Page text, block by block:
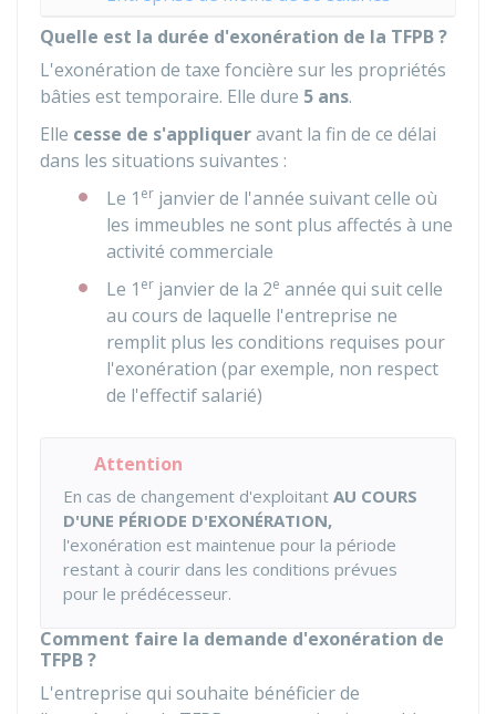
Quelle est la durée d'exonération de la TFPB ?
L'exonération de taxe foncière sur les propriétés
bâties est temporaire. Elle dure 5 ans.
Elle cesse de s'appliqueravant la fin de ce délai
dans les situations suivantes :
Le 1 er janvier de l'année suivant celle où
les immeubles ne sont plus affectés à une
activité commerciale
Le 1 er janvier de la 2e année qui suit celle
au cours de laquelle l'entreprise ne
remplit plus les conditions requises pour
l'exonération (par exemple, non respect
de l'effectif salarié)
Attention
En cas de changement d'exploitant AU COURS
D'UNE PÉRIODE D'EXONÉRATION,
l'exonération est maintenue pour la période
restant à courir dans les conditions prévues
pour le prédécesseur.
Comment faire la demande d'exonération de
TFPB ?
L'entreprise qui souhaite bénéficier de